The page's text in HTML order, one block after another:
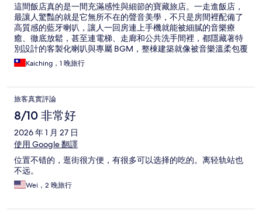
這間飯店真的是一間充滿感性與細節的寶藏旅店。一走進飯店，
最讓人驚豔的就是它無所不在的聲音美學，不只是房間裡配備了
高質感的藍牙喇叭，讓人一回房連上手機就能被細膩的音樂療
癒、徹底放鬆，甚至連電梯、走廊和公共洗手間裡，都隱藏著特
別設計的客製化喇叭與專屬 BGM，整棟建築就像被音樂溫柔包覆
一樣，對於注重感官體驗和音質的人來說，簡直是極致的享受。
除了硬體上的音響設計令人讚嘆，這裡的服務更是充滿了溫度。
是公式化的應對，而是能讓旅人感受到被用心照顧的溫暖。 飯店
的位置也非常完美，雖然身處熱鬧、充滿活力的秋葉原核心區，
卻巧妙地鬧中取靜。下樓走幾分鐘就能到地鐵站，不管是瘋狂購
物完要回房放東西，還是晚上想要一場安靜舒適的睡眠，這裡都
無可挑剔，完美融合了城市的便利與極致的住宿品質。
Kaiching，1 晚旅行
旅客真實評論
8/10 非常好
2026 年 1 月 27 日
使用 Google 翻譯
位置不错的，逛街很方便，有很多可以选择的吃的。离轻轨站也
不远。
Wei，2 晚旅行